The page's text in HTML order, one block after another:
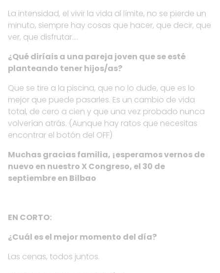
La intensidad, el vivir la vida al límite, no se pierde un
minuto, siempre hay cosas que hacer, que decir, que
ver, que disfrutar….
¿Qué diríais a una pareja joven que se esté
planteando tener hijos/as?
Que se tire a la piscina, que no lo dude, que es lo
mejor que puede pasarles. Es un cambio de vida
total, de cero a cien y que una vez probado nunca
volverían atrás. (Aunque hay ratos que necesitas
encontrar el botón del OFF)
Muchas gracias familia, ¡esperamos vernos de
nuevo en nuestro X Congreso, el 30 de
septiembre en Bilbao
EN CORTO:
¿Cuál es el mejor momento del día?
Las cenas, todos juntos.